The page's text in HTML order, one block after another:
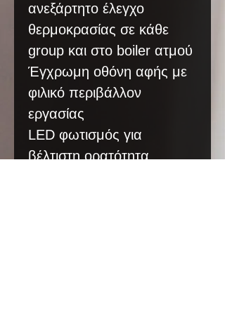
ανεξάρτητο έλεγχο
θερμοκρασίας σε κάθε
group και στο boiler ατμού
Έγχρωμη οθόνη αφής με
φιλικό περιβάλλον
εργασίας
LED φωτισμός για
βέλτιστη ορατότητα